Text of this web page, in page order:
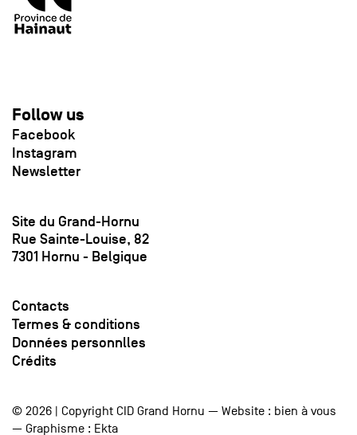
Follow us
Facebook
Instagram
Newsletter
Site du Grand-Hornu
Rue Sainte-Louise, 82
7301 Hornu - Belgique
Contacts
Termes & conditions
Données personnlles
Crédits
© 2026 | Copyright CID Grand Hornu — Website : bien à vous
— Graphisme : Ekta